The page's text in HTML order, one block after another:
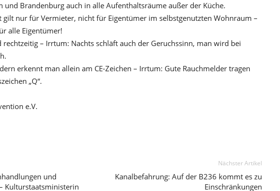
und Brandenburg auch in alle Aufenthaltsräume außer der Küche.
gilt nur für Vermieter, nicht für Eigentümer im selbstgenutzten Wohnraum –
alle Eigentümer!
rechtzeitig – Irrtum: Nachts schläft auch der Geruchssinn, man wird bei
erkennt man allein am CE-Zeichen – Irrtum: Gute Rauchmelder tragen
„Q“.
e.V.
und
Kulturstaatsministerin
Nächster Artikel
Kanalbefahrung: Auf der B236 kommt es zu
Einschränkungen